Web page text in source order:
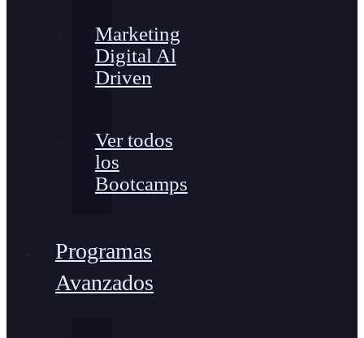
Marketing
Digital Al
Driven
Ver todos
los
Bootcamps
Programas
Avanzados